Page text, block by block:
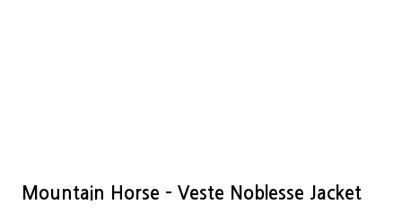
Mountain Horse – Veste Noblesse Jacket